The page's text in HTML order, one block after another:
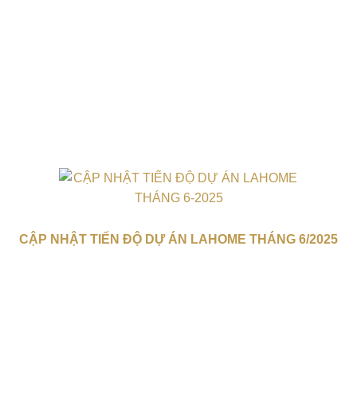
CẬP NHẬT TIẾN ĐỘ DỰ ÁN LAHOME THÁNG 6/2025